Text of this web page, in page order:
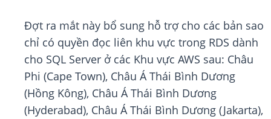
Đợt ra mắt này bổ sung hỗ trợ cho các bản sao
chỉ có quyền đọc liên khu vực trong RDS dành
cho SQL Server ở các Khu vực AWS sau: Châu
Phi (Cape Town), Châu Á Thái Bình Dương
(Hồng Kông), Châu Á Thái Bình Dương
(Hyderabad), Châu Á Thái Bình Dương (Jakarta),